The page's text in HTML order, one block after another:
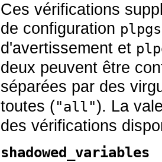
Ces vérifications
de configuration
d'avertissement et
deux peuvent être
séparées par des
toutes ("all"). La
des vérifications
shadowed_variables